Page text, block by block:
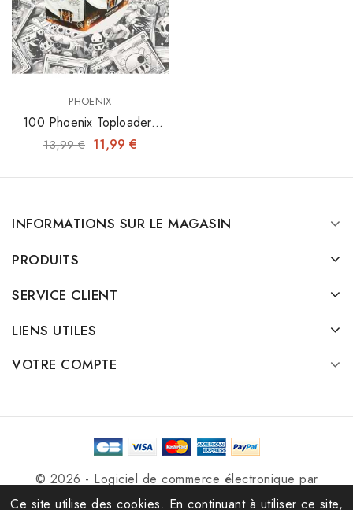
PHOENIX
100 Phoenix Toploaders
3"x4"
13,99 € 11,99 €
INFORMATIONS SUR LE MAGASIN
PRODUITS
SERVICE CLIENT
LIENS UTILES
VOTRE COMPTE
Ce site utilise des cookies. En continuant à utiliser ce site,
© 2026 - Logiciel de commerce électronique par
PrestaShop™